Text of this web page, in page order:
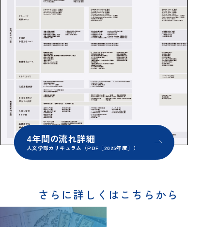
4年間の流れ詳細
人文学部カリキュラム（PDF［2025年度］）
さらに詳しくはこちらから